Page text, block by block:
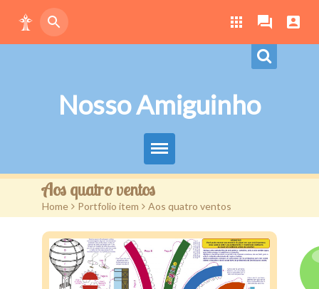
Nosso Amiguinho
Eduque Brincando
Letras
Play
Downloads
Aos quatro ventos
Home > Portfolio item > Aos quatro ventos